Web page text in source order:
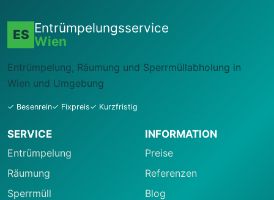
ES Entrümpelungsservice
Wien
Entrümpelung, Räumung und Sperrmüllabholung in
Wien und Umgebung
✓ Besenrein✓ Fixpreis✓ Kurzfristig
SERVICE
Entrümpelung
Räumung
Sperrmüll
INFORMATION
Preise
Referenzen
Blog